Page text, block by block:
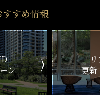
すめ情報
ク
新